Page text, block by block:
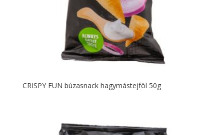
CRISPY FUN búzasnack hagymástejföl 50g